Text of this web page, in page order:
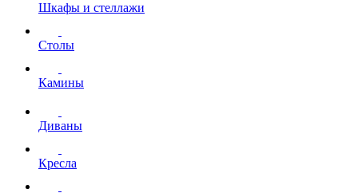
Шкафы и стеллажи
Столы
Камины
Диваны
Кресла